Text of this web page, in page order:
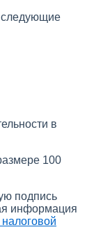
следующие
в
100
подпись
информация